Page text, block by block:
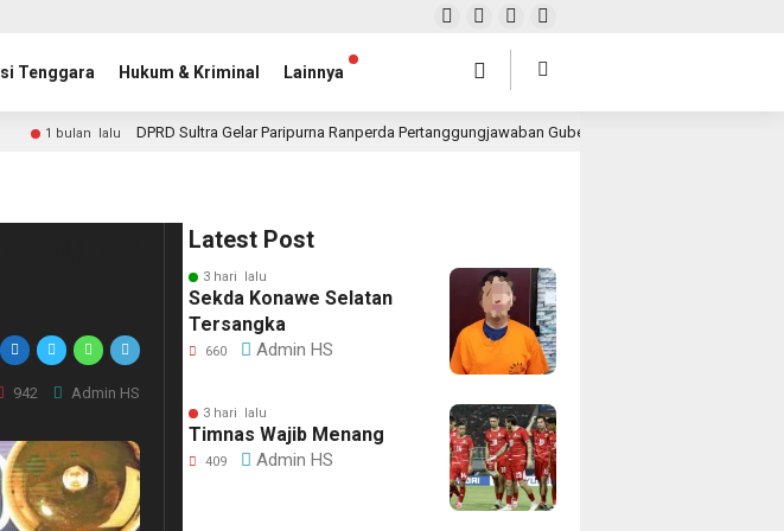
Tenggara Hukum & Kriminal Lainnya
1 bulan lalu DPRD Sultra Gelar Paripurna Ranperda Pertanggungjawaban Gubernur 2025, Realisasi APBD
942 Admin HS
Latest Post
3 hari lalu
Sekda Konawe Selatan
Tersangka
660 Admin HS
3 hari lalu
Timnas Wajib Menang
409 Admin HS